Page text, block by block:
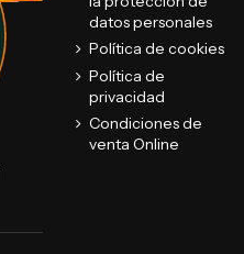
datos personales
Política de cookies
Política de
privacidad
Condiciones de
venta Online